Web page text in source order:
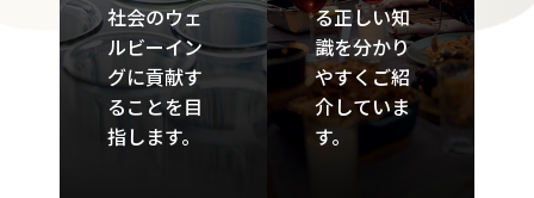
社会のウェ
ルビーイン
グに貢献す
ることを目
指します。
る正しい知
識を分かり
やすくご紹
介していま
す。